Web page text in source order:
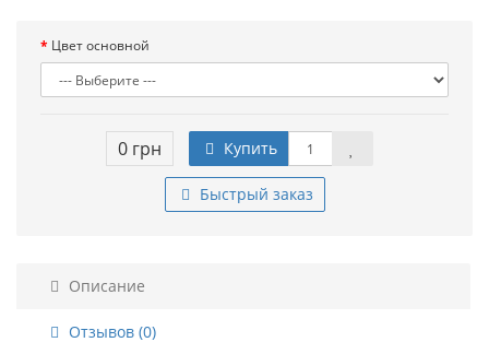
Цвет основной
0 грн Купить
Быстрый заказ
Описание
Отзывов (0)